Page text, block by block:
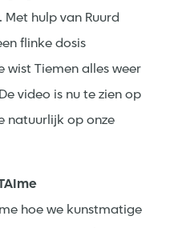
hulp van Ruurd
flinke dosis
wist Tiemen alles weer
video is nu te zien op
natuurlijk op onze
hoe we kunstmatige